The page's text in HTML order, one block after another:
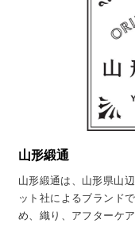
山形緞通
山形緞通は、山形県山
ット社によるブランド
め、織り、アフターケ